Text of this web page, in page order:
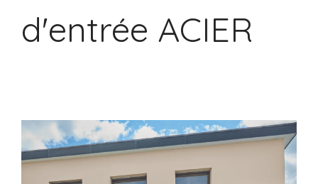
d'entrée ACIER